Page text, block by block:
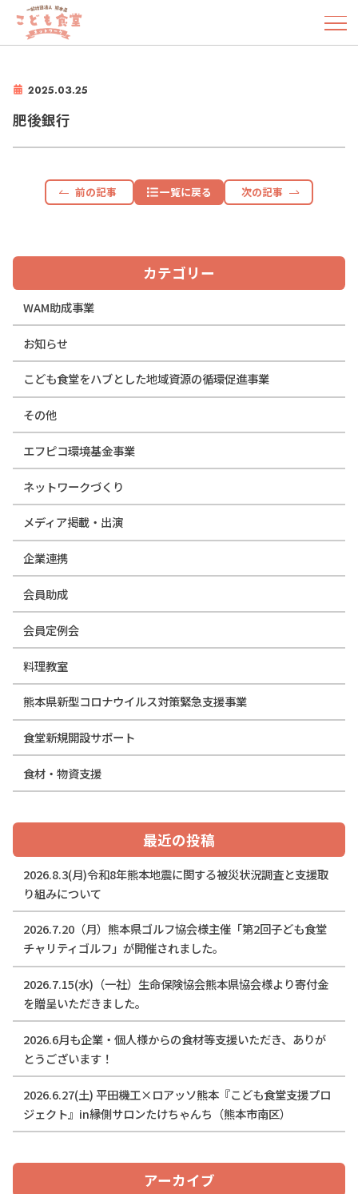
2025.03.25
肥後銀行
前の記事 一覧に戻る 次の記事
カテゴリー
WAM助成事業
お知らせ
こども食堂をハブとした地域資源の循環促進事業
その他
エフピコ環境基金事業
ネットワークづくり
メディア掲載・出演
企業連携
会員助成
会員定例会
料理教室
熊本県新型コロナウイルス対策緊急支援事業
食堂新規開設サポート
食材・物資支援
最近の投稿
2026.8.3(月)令和8年熊本地震に関する被災状況調査と支援取
り組みについて
2026.7.20（月）熊本県ゴルフ協会様主催「第2回子ども食堂
チャリティゴルフ」が開催されました。
2026.7.15(水)（一社）生命保険協会熊本県協会様より寄付金
を贈呈いただきました。
2026.6月も企業・個人様からの食材等支援いただき、ありが
とうございます！
2026.6.27(土) 平田機工×ロアッソ熊本『こども食堂支援プロ
ジェクト』in縁側サロンたけちゃんち（熊本市南区）
アーカイブ